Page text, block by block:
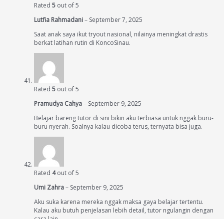
Rated 5 out of 5
Lutfia Rahmadani– September 7, 2025
Saat anak saya ikut tryout nasional, nilainya meningkat drastis
berkat latihan rutin di KoncoSinau.
Rated 5 out of 5
Pramudya Cahya– September 9, 2025
Belajar bareng tutor di sini bikin aku terbiasa untuk nggak buru-
buru nyerah. Soalnya kalau dicoba terus, ternyata bisa juga.
Rated 4out of 5
Umi Zahra– September 9, 2025
Aku suka karena mereka nggak maksa gaya belajar tertentu.
Kalau aku butuh penjelasan lebih detail, tutor ngulangin dengan